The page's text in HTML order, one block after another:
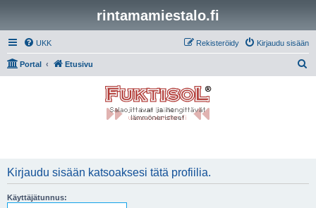
rintamamiestalo.fi
UKK Kirjaudu sisään
Rekisteröidy
Portal Etusivu
Kirjaudu sisään katsoaksesi tätä profiilia.
Käyttäjätunnus: